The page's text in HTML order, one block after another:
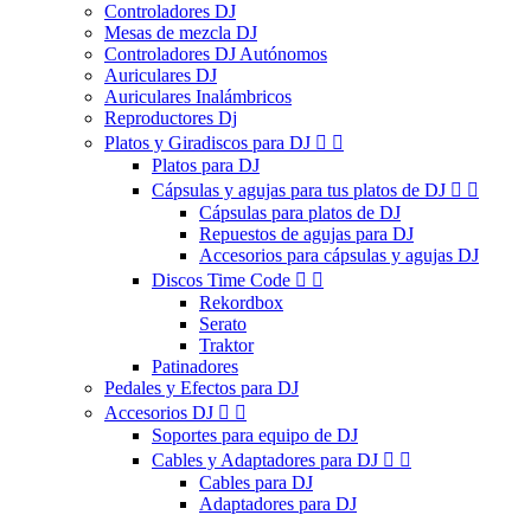
Controladores DJ
Mesas de mezcla DJ
Controladores DJ Autónomos
Auriculares DJ
Auriculares Inalámbricos
Reproductores Dj
Platos y Giradiscos para DJ  
Platos para DJ
Cápsulas y agujas para tus platos de DJ  
Cápsulas para platos de DJ
Repuestos de agujas para DJ
Accesorios para cápsulas y agujas DJ
Discos Time Code  
Rekordbox
Serato
Traktor
Patinadores
Pedales y Efectos para DJ
Accesorios DJ  
Soportes para equipo de DJ
Cables y Adaptadores para DJ  
Cables para DJ
Adaptadores para DJ